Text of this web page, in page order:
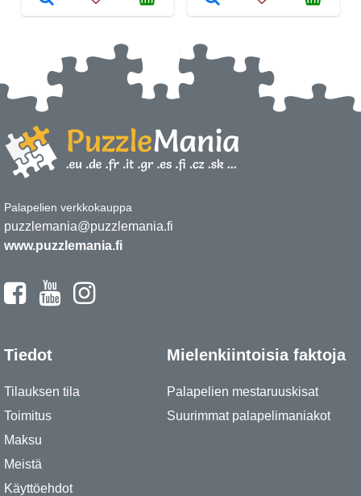
Palapelien verkkokauppa
puzzlemania@puzzlemania.fi
www.puzzlemania.fi
Tiedot
Tilauksen tila
Toimitus
Maksu
Meistä
Käyttöehdot
Mielenkiintoisia faktoja
Palapelien mestaruuskisat
Suurimmat palapelimaniakot